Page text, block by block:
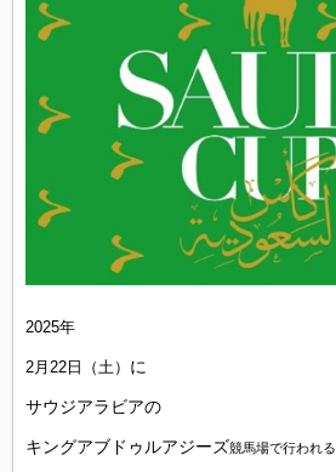
2025年
2月22日（土） に
サウジアラビアの
キングアブドゥルアジーズ競馬場で行われる